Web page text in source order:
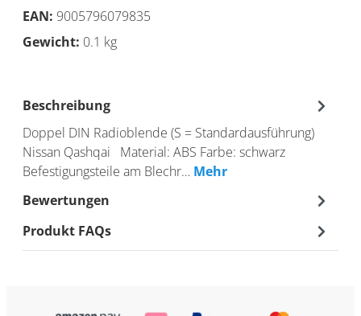
EAN: 9005796079835
Gewicht: 0.1 kg
Beschreibung
Doppel DIN Radioblende (S = Standardausführung)
Nissan Qashqai Material: ABS Farbe: schwarz
Befestigungsteile am Blechr… Mehr
Bewertungen
Produkt FAQs